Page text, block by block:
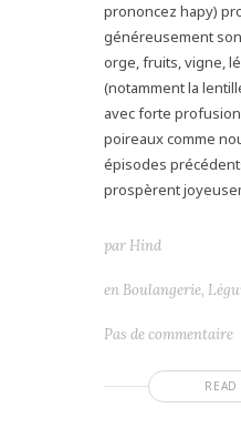
prononcez hapy)
généreusement
orge, fruits, vigne,
(notamment la
avec forte profusion
poireaux comme
épisodes
prospèrent
par Hind
en Boulangerie,
Pas de commentaire